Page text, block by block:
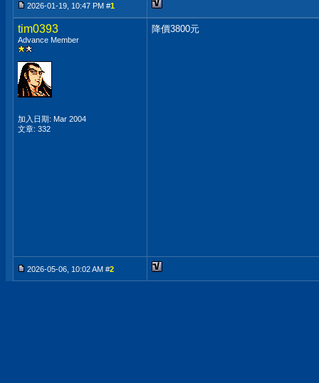
2026-01-19, 10:47 PM #1
tim0393
Advance Member
加入日期: Mar 2004
文章: 332
降價3800元
2026-05-06, 10:02 AM #2